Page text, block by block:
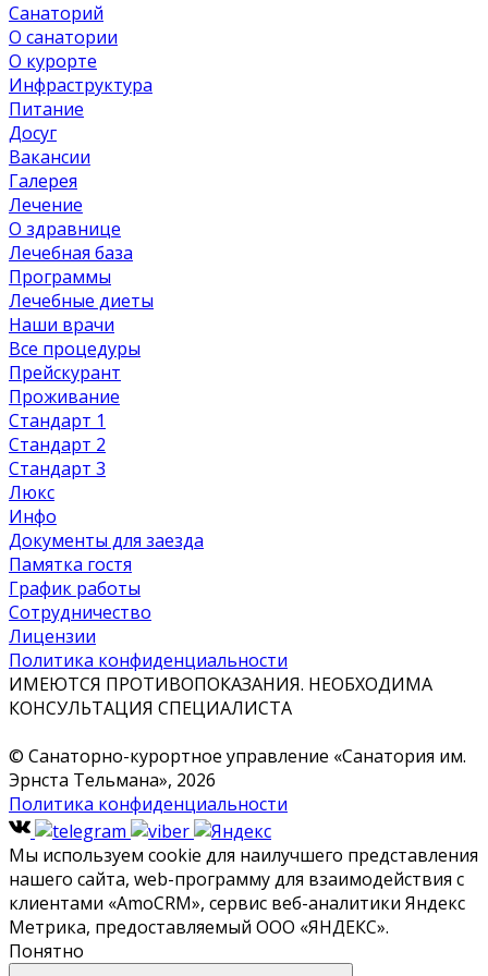
Санаторий
О санатории
О курорте
Инфраструктура
Питание
Досуг
Вакансии
Галерея
Лечение
О здравнице
Лечебная база
Программы
Лечебные диеты
Наши врачи
Все процедуры
Прейскурант
Проживание
Стандарт 1
Стандарт 2
Стандарт 3
Люкс
Инфо
Документы для заезда
Памятка гостя
График работы
Сотрудничество
Лицензии
Политика конфиденциальности
ИМЕЮТСЯ ПРОТИВОПОКАЗАНИЯ. НЕОБХОДИМА
КОНСУЛЬТАЦИЯ СПЕЦИАЛИСТА
© Санаторно-курортное управление «Санатория им.
Эрнста Тельмана», 2026
Политика конфиденциальности
Мы используем cookie для наилучшего представления
нашего сайта, web-программу для взаимодействия с
клиентами «‎AmoCRM»‎, сервис веб-аналитики Яндекс
Метрика, предоставляемый ООО «ЯНДЕКС».
Понятно